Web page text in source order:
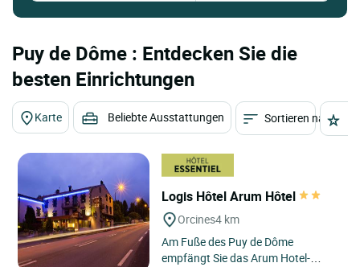
Puy de Dôme : Entdecken Sie die
besten Einrichtungen
Karte Beliebte Ausstattungen Sortieren nach
Logis Hôtel Arum Hôtel
Orcines4 km
Am Fuße des Puy de Dôme
empfängt Sie das Arum Hotel-